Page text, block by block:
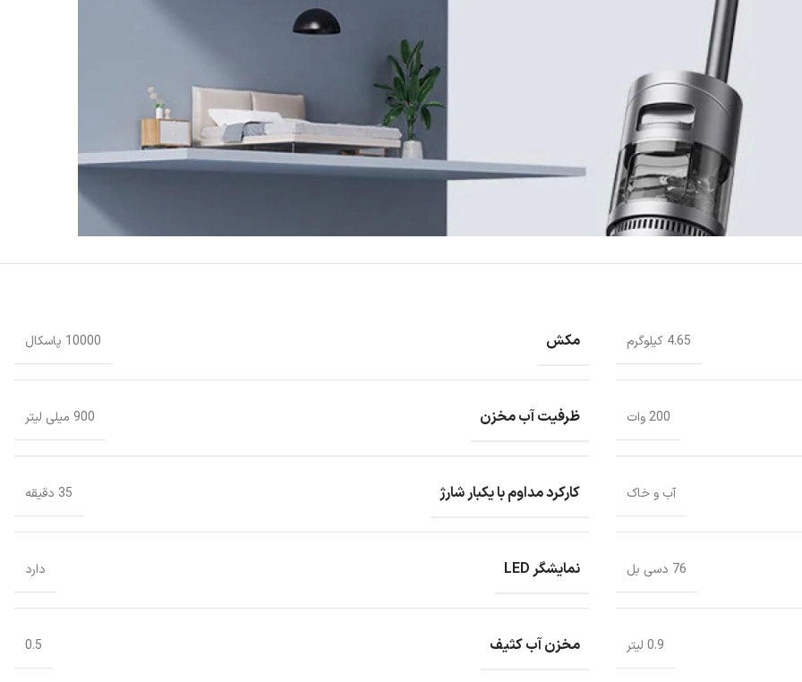
4.65 کیلوگرم مکش 10000 پاسکال
200 وات ظرفیت آب مخزن 900 میلی لیتر
آب و خاک کارکرد مداوم با یکبار شارژ 35 دقیقه
76 دسی بل نمایشگر LED دارد
0.9 لیتر مخزن آب کثیف 0.5